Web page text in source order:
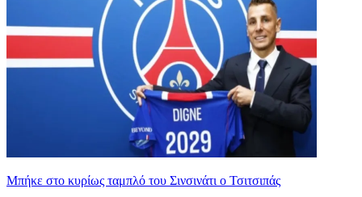
Mπήκε στο κυρίως ταμπλό του Σινσινάτι ο Τσιτσιπάς